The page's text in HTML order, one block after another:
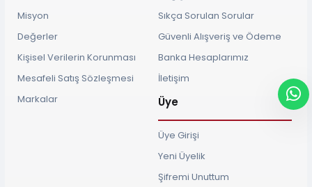
Misyon
Değerler
Kişisel Verilerin Korunması
Mesafeli Satış Sözleşmesi
Markalar
Sıkça Sorulan Sorular
Güvenli Alışveriş ve Ödeme
Banka Hesaplarımız
İletişim
Üye
Üye Girişi
Yeni Üyelik
Şifremi Unuttum